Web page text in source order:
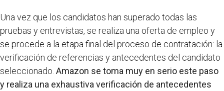
Una vez que los candidatos han superado todas las
pruebas y entrevistas, se realiza una oferta de empleo y
se procede a la etapa final del proceso de contratación: la
verificación de referencias y antecedentes del candidato
seleccionado. Amazon se toma muy en serio este paso
y realiza una exhaustiva verificación de antecedentes